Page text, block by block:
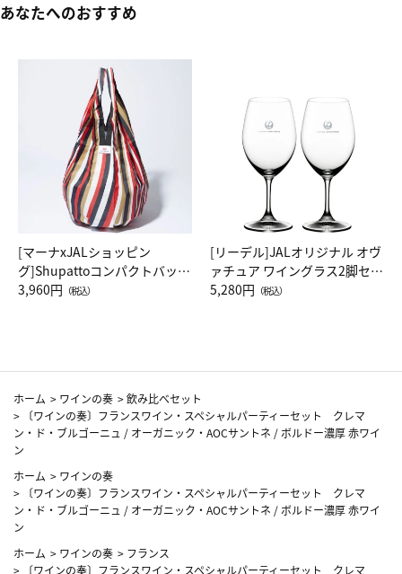
あなたへのおすすめ
[マーナxJALショッピン
グ]Shupattoコンパクトバッグ
Drop JAL客室乗務員（LC）ス
3,960円 （税込）
[リーデル]JALオリジナル オヴ
ァチュア ワイングラス2脚セッ
ト（レッドワイン）
5,280円 （税込）
ホーム > ワインの奏 >飲み比べセット
>
〔ワインの奏〕フランスワイン・スペシャルパーティーセット クレマ
ン・ド・ブルゴーニュ / オーガニック・AOCサントネ / ボルドー濃厚 赤ワイ
ン
ホーム > ワインの奏
>
〔ワインの奏〕フランスワイン・スペシャルパーティーセット クレマ
ン・ド・ブルゴーニュ / オーガニック・AOCサントネ / ボルドー濃厚 赤ワイ
ン
ホーム > ワインの奏 > フランス
>
〔ワインの奏〕フランスワイン・スペシャルパーティーセット クレマ